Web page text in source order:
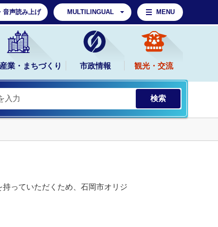
音声読み上げ MULTILINGUAL MENU
業・まちづくり 市政情報 観光・交流
っていただくため、石岡市オリジ